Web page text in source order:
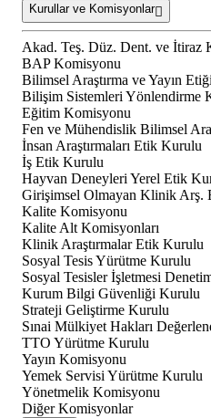
Kurullar ve Komisyonlar
Akad. Teş. Düz. Dent. ve İtiraz
BAP Komisyonu
Bilimsel Araştırma ve Yayın
Bilişim Sistemleri Yönlendirme
Eğitim Komisyonu
Fen ve Mühendislik Bilimsel
İnsan Araştırmaları Etik Kurulu
İş Etik Kurulu
Hayvan Deneyleri Yerel Etik
Girişimsel Olmayan Klinik Arş.
Kalite Komisyonu
Kalite Alt Komisyonları
Klinik Araştırmalar Etik Kurulu
Sosyal Tesis Yürütme Kurulu
Sosyal Tesisler İşletmesi
Kurum Bilgi Güvenliği Kurulu
Strateji Geliştirme Kurulu
Sınai Mülkiyet Hakları
TTO Yürütme Kurulu
Yayın Komisyonu
Yemek Servisi Yürütme Kurulu
Yönetmelik Komisyonu
Diğer Komisyonlar